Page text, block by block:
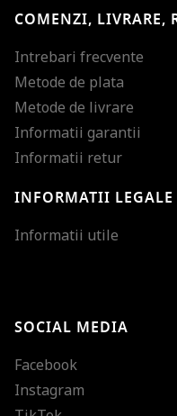
COMENZI, LIVRARE,
Intrebari frecvente
Metode de plata
Metode de livrare
Informatii garantii
Informatii retur
INFORMATII LEGALE
Informatii utile
SOCIAL MEDIA
Facebook
Instagram